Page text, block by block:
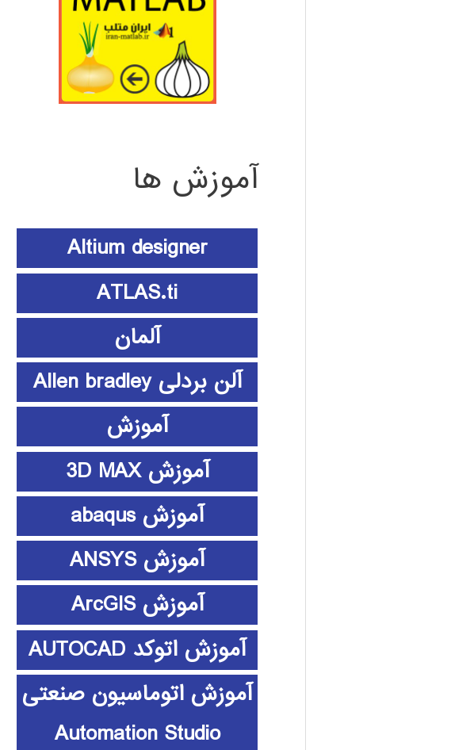
آموزش ها
Altium designer
ATLAS.ti
آلمان
آلن بردلی Allen bradley
آموزش
آموزش 3D MAX
آموزش abaqus
آموزش ANSYS
آموزش ArcGIS
آموزش اتوکد AUTOCAD
آموزش اتوماسیون صنعتی
Automation Studio